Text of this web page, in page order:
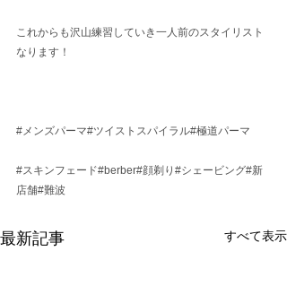
これからも沢山練習していき一人前のスタイリスト
なります！
#メンズパーマ#ツイストスパイラル#極道パーマ
#スキンフェード#berber#顔剃り#シェービング#新
店舗#難波
最新記事 すべて表示